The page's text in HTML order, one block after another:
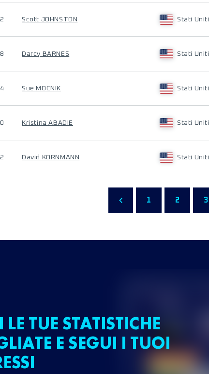
Scott JOHNSTON Stati Uniti
Darcy BARNES Stati Uniti
Sue MOCNIK Stati Uniti
Kristina ABADIE Stati Uniti
David KORNMANN Stati Uniti
1 2 3
LE TUE STATISTICHE
E SEGUI I TUOI